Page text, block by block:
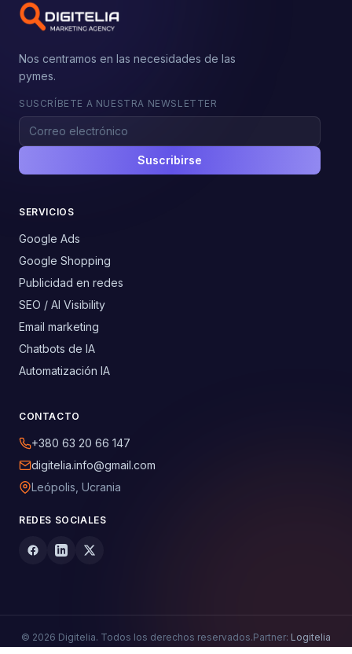
Nos centramos en las necesidades de las
pymes.
SUSCRÍBETE A NUESTRA NEWSLETTER
Suscribirse
SERVICIOS
Google Ads
Google Shopping
Publicidad en redes
SEO / AI Visibility
Email marketing
Chatbots de IA
Automatización IA
CONTACTO
+380 63 20 66 147
digitelia.info@gmail.com
Leópolis, Ucrania
REDES SOCIALES
© 2026 Digitelia. Todos los derechos reservados.Partner: Logitelia